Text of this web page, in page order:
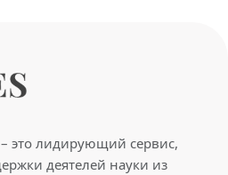
это лидирующий сервис,
деятелей науки из